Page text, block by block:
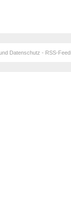
Datenschutz - RSS-